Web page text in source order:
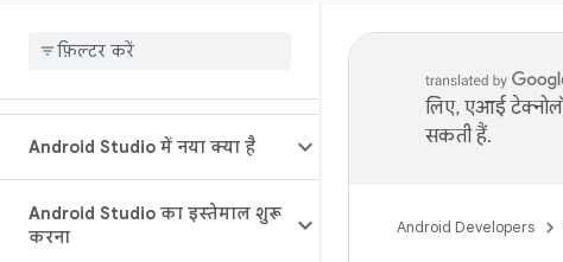
Android Studio में नया क्या है
Android Studio का इस्तेमाल शुरू
करना
लिए, एआई
सकती हैं.
Android Developers